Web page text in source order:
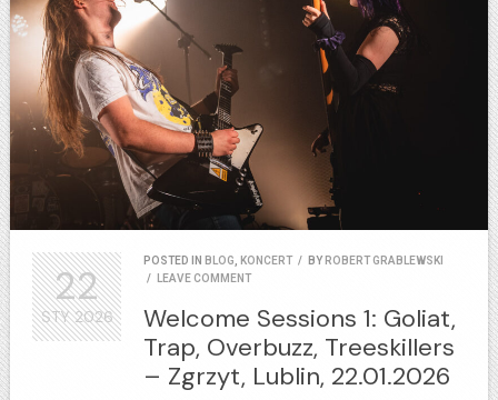
POSTED IN BLOG, KONCERT / BY ROBERT GRABLEWSKI
/
LEAVE COMMENT
Welcome Sessions 1: Goliat,
Trap, Overbuzz, Treeskillers
– Zgrzyt, Lublin, 22.01.2026
22
STY2026